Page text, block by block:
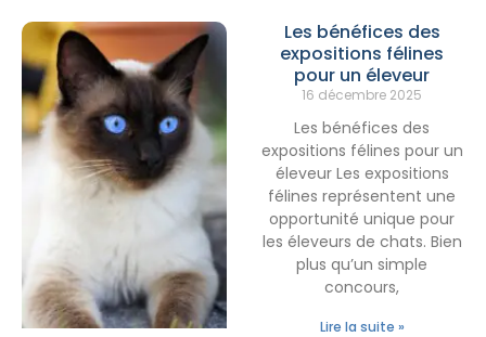
Les bénéfices des
expositions félines
pour un éleveur
16 décembre 2025
Les bénéfices des
expositions félines pour un
éleveur Les expositions
félines représentent une
opportunité unique pour
les éleveurs de chats. Bien
plus qu’un simple
concours,
Lire la suite »